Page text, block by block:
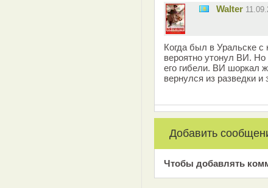
Walter
Когда был в Уральске с
вероятно утонул ВИ. Но
его гибели. ВИ шоркал
вернулся из разведки
Добавить
Чтобы добавлять